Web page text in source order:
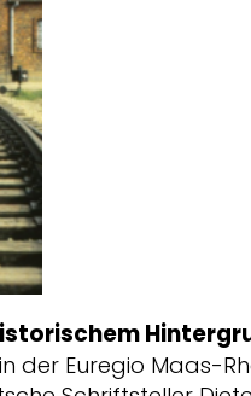
der Euregio Maas-